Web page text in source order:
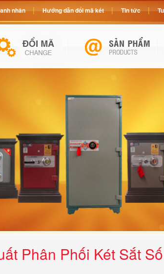
Phân Phối Két Sắt
nhân Hướng dẫn đổi mã két Tin tức